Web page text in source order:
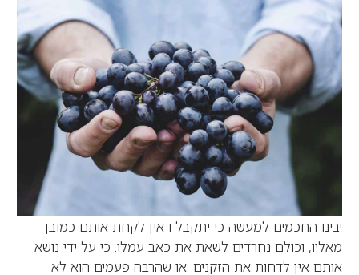
יבינו החכמים למעשה כי יתקבל ו אין לקחת אותם כמובן
מאליו, וכולם נחרדים לשאת את כאב עמלו. כי על ידי נושא
אותם אין לדחות את הזקנים. או שהרבה פעמים הוא לא